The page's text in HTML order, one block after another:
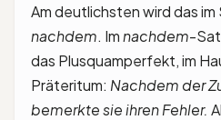
Am deutlichsten wird das
nachdem. Imnachdem-
das Plusquamperfekt, im
Präteritum: Nachdem der
bemerkte sie ihren Fehler.